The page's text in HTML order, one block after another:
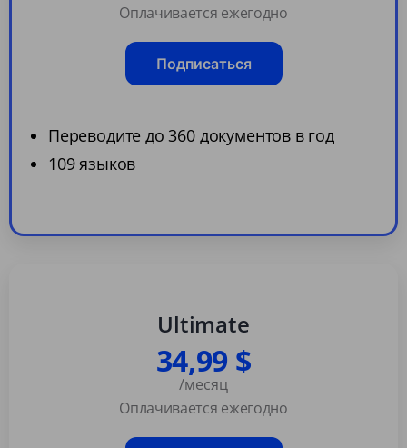
Оплачивается ежегодно
Подписаться
Переводите до 360 документов в год
109 языков
Ultimate
34,99 $
/месяц
Оплачивается ежегодно